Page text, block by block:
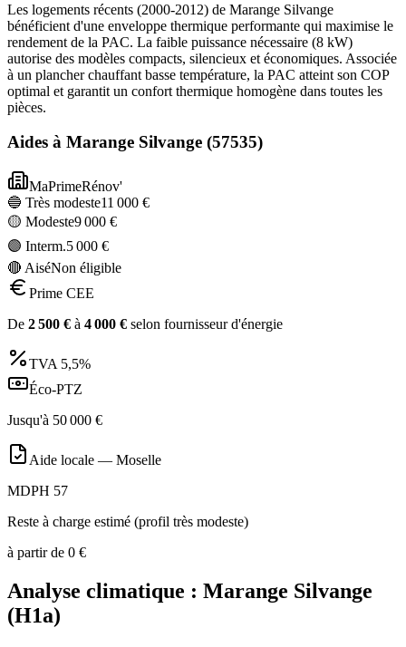
Les logements récents (2000-2012) de Marange Silvange
bénéficient d'une enveloppe thermique performante qui maximise le
rendement de la PAC. La faible puissance nécessaire (8 kW)
autorise des modèles compacts, silencieux et économiques. Associée
à un plancher chauffant basse température, la PAC atteint son COP
optimal et garantit un confort thermique homogène dans toutes les
pièces.
Aides à Marange Silvange (57535)
MaPrimeRénov'
🔵 Très modeste11 000 €
🟡 Modeste9 000 €
🟣 Interm.5 000 €
🔴 AiséNon éligible
Prime CEE
De 2 500 € à 4 000 € selon fournisseur d'énergie
TVA 5,5%
Éco-PTZ
Jusqu'à 50 000 €
Aide locale — Moselle
MDPH 57
Reste à charge estimé (profil très modeste)
à partir de 0 €
Analyse climatique : Marange Silvange
(H1a)